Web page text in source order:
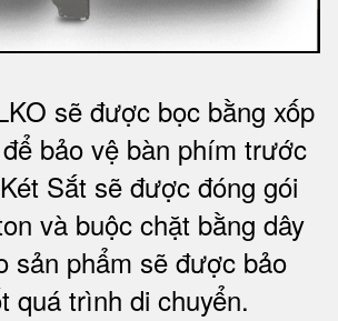
sẽ được bọc bằng xốp
bảo vệ bàn phím trước
Sắt sẽ được đóng gói
và buộc chặt bằng dây
sản phẩm sẽ được bảo
quá trình di chuyển.